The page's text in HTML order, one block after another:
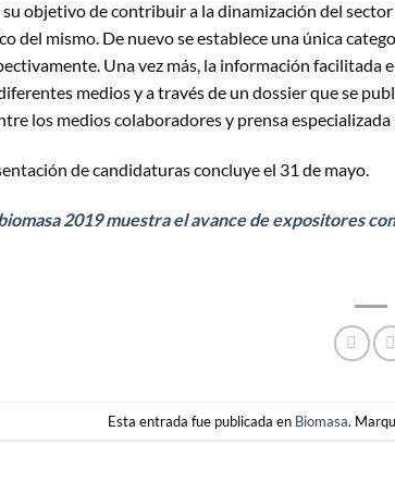
objetivo de contribuir a la dinamización del
del mismo. De nuevo se establece una única
Una vez más, la información facilitada
medios y a través de un dossier que se
los medios colaboradores y prensa
de candidaturas concluye el 31 de mayo.
2019 muestra el avance de expositores
Esta entrada fue publicada en Biomasa.